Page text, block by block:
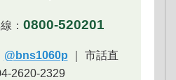
： 0800-520201
@bns1060p ｜ 市話直
2620-2329